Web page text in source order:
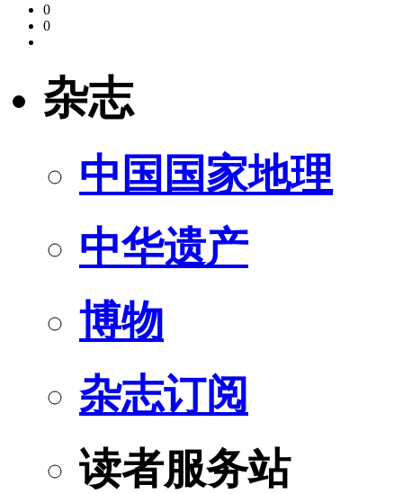
0
0
杂志
中国国家地理
中华遗产
博物
杂志订阅
读者服务站